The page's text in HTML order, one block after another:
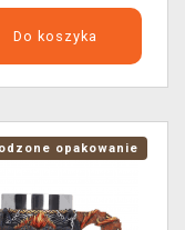
Do koszyka
opakowanie